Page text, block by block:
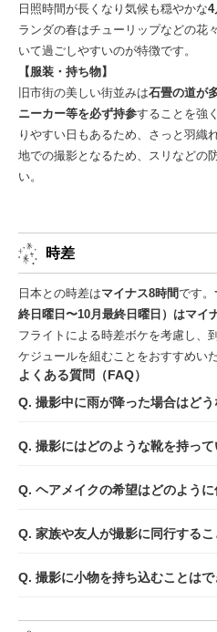
日照時間が長くなり気候も穏やかな4
ランダの春はチューリップなどの花
いて過ごしやすいのが特徴です。
【服装・持ち物】
旧市街の美しい街並みは石畳の道が
ニーカー等を必ず持参することを強
りやすい日もあるため、さっと羽織
地での撮影となるため、スリなどの
い。
時差
日本との時差はマイナス8時間です。
終日曜日〜10月最終日曜日）はマイ
フライトによる時差ボケを考慮し、
ケジュールを組むことをおすすめい
よくある質問（FAQ）
Q. 撮影中に雨が降った場合はどう
Q. 撮影にはどのような靴を持っ
Q. ヘアメイクの希望はどのよう
Q. 家族や友人が撮影に同行するこ
Q. 撮影に小物を持ち込むことはで